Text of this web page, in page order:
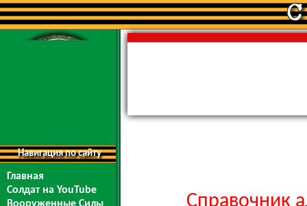
Навигация по сайту
Главная
Солдат на YouTube
Справочник